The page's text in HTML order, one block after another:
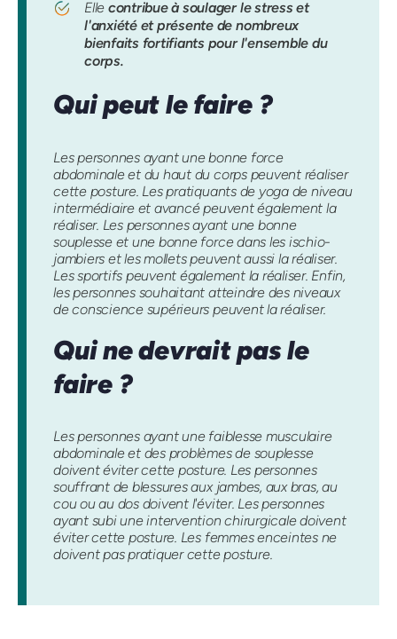
Elle contribue à soulager le stress et
l'anxiété et présente de nombreux
bienfaits fortifiants pour l'ensemble du
corps.
Qui peut le faire ?
Les personnes ayant une bonne force
abdominale et du haut du corps peuvent réaliser
cette posture. Les pratiquants de yoga de niveau
intermédiaire et avancé peuvent également la
réaliser. Les personnes ayant une bonne
souplesse et une bonne force dans les ischio-
jambiers et les mollets peuvent aussi la réaliser.
Les sportifs peuvent également la réaliser. Enfin,
les personnes souhaitant atteindre des niveaux
de conscience supérieurs peuvent la réaliser.
Qui ne devrait pas le
faire ?
Les personnes ayant une faiblesse musculaire
abdominale et des problèmes de souplesse
doivent éviter cette posture. Les personnes
souffrant de blessures aux jambes, aux bras, au
cou ou au dos doivent l'éviter. Les personnes
ayant subi une intervention chirurgicale doivent
éviter cette posture. Les femmes enceintes ne
doivent pas pratiquer cette posture.